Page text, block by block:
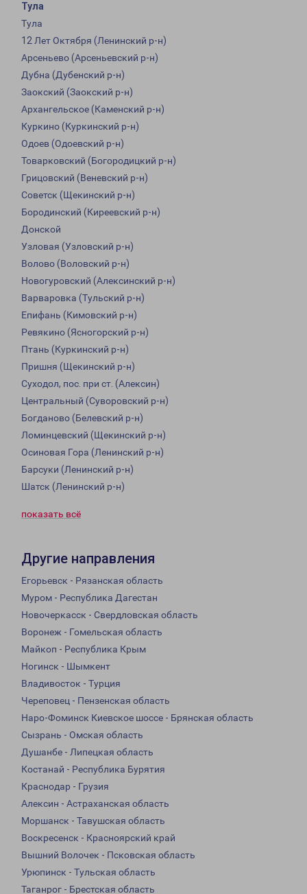
Тула
Тула
12 Лет Октября (Ленинский р-н)
Арсеньево (Арсеньевский р-н)
Дубна (Дубенский р-н)
Заокский (Заокский р-н)
Архангельское (Каменский р-н)
Куркино (Куркинский р-н)
Одоев (Одоевский р-н)
Товарковский (Богородицкий р-н)
Грицовский (Веневский р-н)
Советск (Щекинский р-н)
Бородинский (Киреевский р-н)
Донской
Узловая (Узловский р-н)
Волово (Воловский р-н)
Новогуровский (Алексинский р-н)
Варваровка (Тульский р-н)
Епифань (Кимовский р-н)
Ревякино (Ясногорский р-н)
Птань (Куркинский р-н)
Пришня (Щекинский р-н)
Суходол, пос. при ст. (Алексин)
Центральный (Суворовский р-н)
Богданово (Белевский р-н)
Ломинцевский (Щекинский р-н)
Осиновая Гора (Ленинский р-н)
Барсуки (Ленинский р-н)
Шатск (Ленинский р-н)
показать всё
Другие направления
Егорьевск - Рязанская область
Муром - Республика Дагестан
Новочеркасск - Свердловская область
Воронеж - Гомельская область
Майкоп - Республика Крым
Ногинск - Шымкент
Владивосток - Турция
Череповец - Пензенская область
Наро-Фоминск Киевское шоссе - Брянская область
Сызрань - Омская область
Душанбе - Липецкая область
Костанай - Республика Бурятия
Краснодар - Грузия
Алексин - Астраханская область
Моршанск - Тавушская область
Воскресенск - Красноярский край
Вышний Волочек - Псковская область
Урюпинск - Тульская область
Таганрог - Брестская область